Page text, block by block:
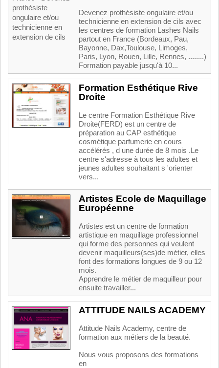
Devenez prothésiste ongulaire et/ou
technicienne en extension de cils avec
les centres de formation Lashes Nails
partout en France (Bordeaux, Pau,
Bayonne, Dax,Toulouse, Limoges,
Paris, Lyon, Rouen, Lille, Rennes, ........)
Formation payable jusqu'à 10...
Formation Esthétique Rive
Droite
Le centre Formation Esthétique Rive
Droite(FERD) est un centre de
préparation au CAP esthétique
cosmétique parfumerie en cours
accélérés , d une durée de 8 mois .Le
centre s'adresse à tous les adultes et
jeunes adultes souhaitant s 'orienter
vers...
Artistes Ecole de Maquillage
Européenne
Artistes est un centre de formation
artistique en maquillage professionnel
qui forme des personnes qui veulent
devenir maquilleurs(ses)de métier, elles
font des formations longues de 9 ou 12
mois.
Apprendre le métier de maquilleur pour
ensuite travailler...
ATTITUDE NAILS ACADEMY
Attitude Nails Academy, centre de
formation aux métiers de la beauté.
Nous vous proposons des formations
en